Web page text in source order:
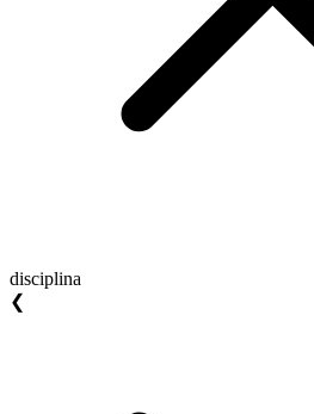
disciplina
❮